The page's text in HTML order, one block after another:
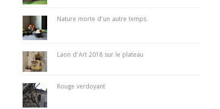
Nature morte d’un autre temps
Laon d’Art 2018 sur le plateau
Rouge verdoyant